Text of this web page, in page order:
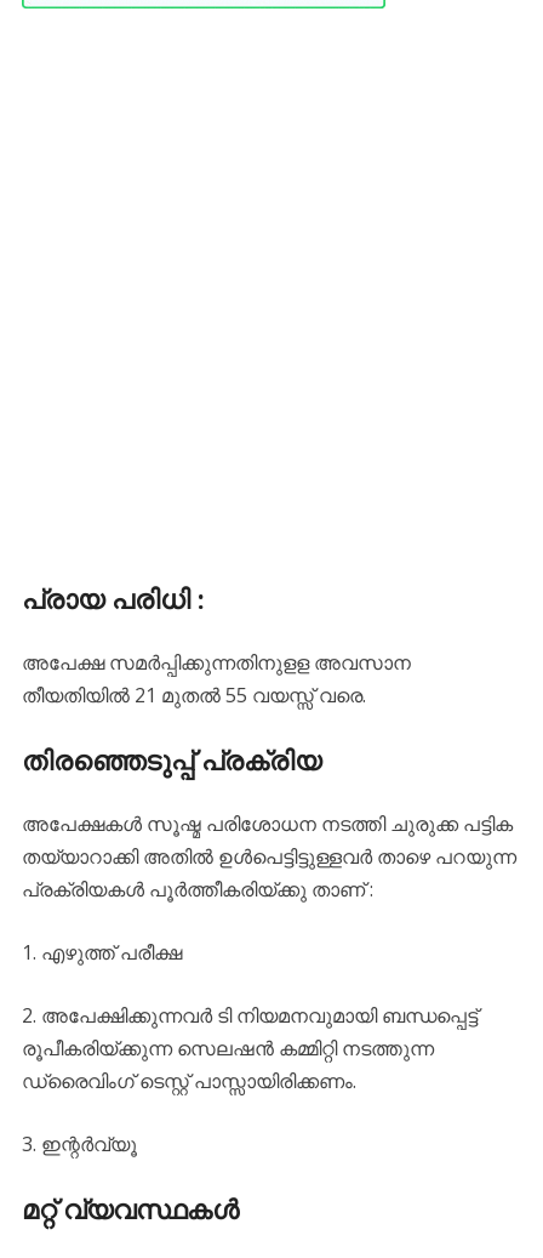
പ്രായ പരിധി :
അപേക്ഷ സമർപ്പിക്കുന്നതിനുളള അവസാന
തീയതിയിൽ 21 മുതൽ 55 വയസ്സ് വരെ.
തിരഞ്ഞെടുപ്പ് പ്രക്രിയ
അപേക്ഷകൾ സൂഷ്മ പരിശോധന നടത്തി ചുരുക്ക പട്ടിക
തയ്യാറാക്കി അതിൽ ഉൾപെട്ടിട്ടുള്ളവർ താഴെ പറയുന്ന
പ്രക്രിയകൾ പൂർത്തീകരിയ്ക്കു താണ് :
1. എഴുത്ത് പരീക്ഷ
2. അപേക്ഷിക്കുന്നവർ ടി നിയമനവുമായി ബന്ധപ്പെട്ട്
രൂപീകരിയ്ക്കുന്ന സെലഷൻ കമ്മിറ്റി നടത്തുന്ന
ഡ്രൈവിംഗ് ടെസ്റ്റ് പാസ്സായിരിക്കണം.
3. ഇന്റർവ്യൂ
മറ്റ് വ്യവസ്ഥകൾ